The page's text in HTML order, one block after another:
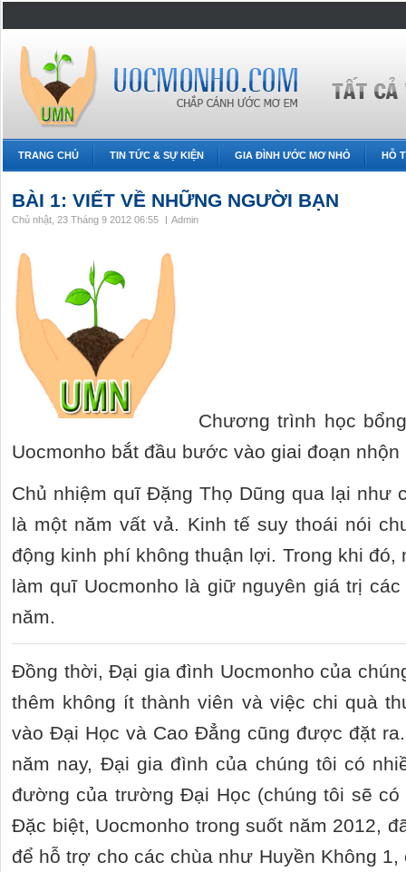
TRANG CHỦ TIN TỨC & SỰ KIỆN GIA ĐÌNH ƯỚC MƠ NHỎ HỖ
BÀI 1: VIẾT VỀ NHỮNG NGƯỜI BẠN
Chủ nhật, 23 Tháng 9 2012 06:55 Admin
Chương trình học
Uocmonho bắt đầu bước vào giai đoạn nhộn
Chủ nhiệm quĩ Đặng Thọ Dũng qua lại như
là một năm vất vả. Kinh tế suy thoái nói
động kinh phí không thuận lợi. Trong khi
làm quĩ Uocmonho là giữ nguyên giá trị
năm.
Đồng thời, Đại gia đình Uocmonho của
thêm không ít thành viên và việc chi quà
vào Đại Học và Cao Đẳng cũng được đặt
năm nay, Đại gia đình của chúng tôi có
đường của trường Đại Học (chúng tôi sẽ
Đặc biệt, Uocmonho trong suốt năm 2012,
để hỗ trợ cho các chùa như Huyền Không